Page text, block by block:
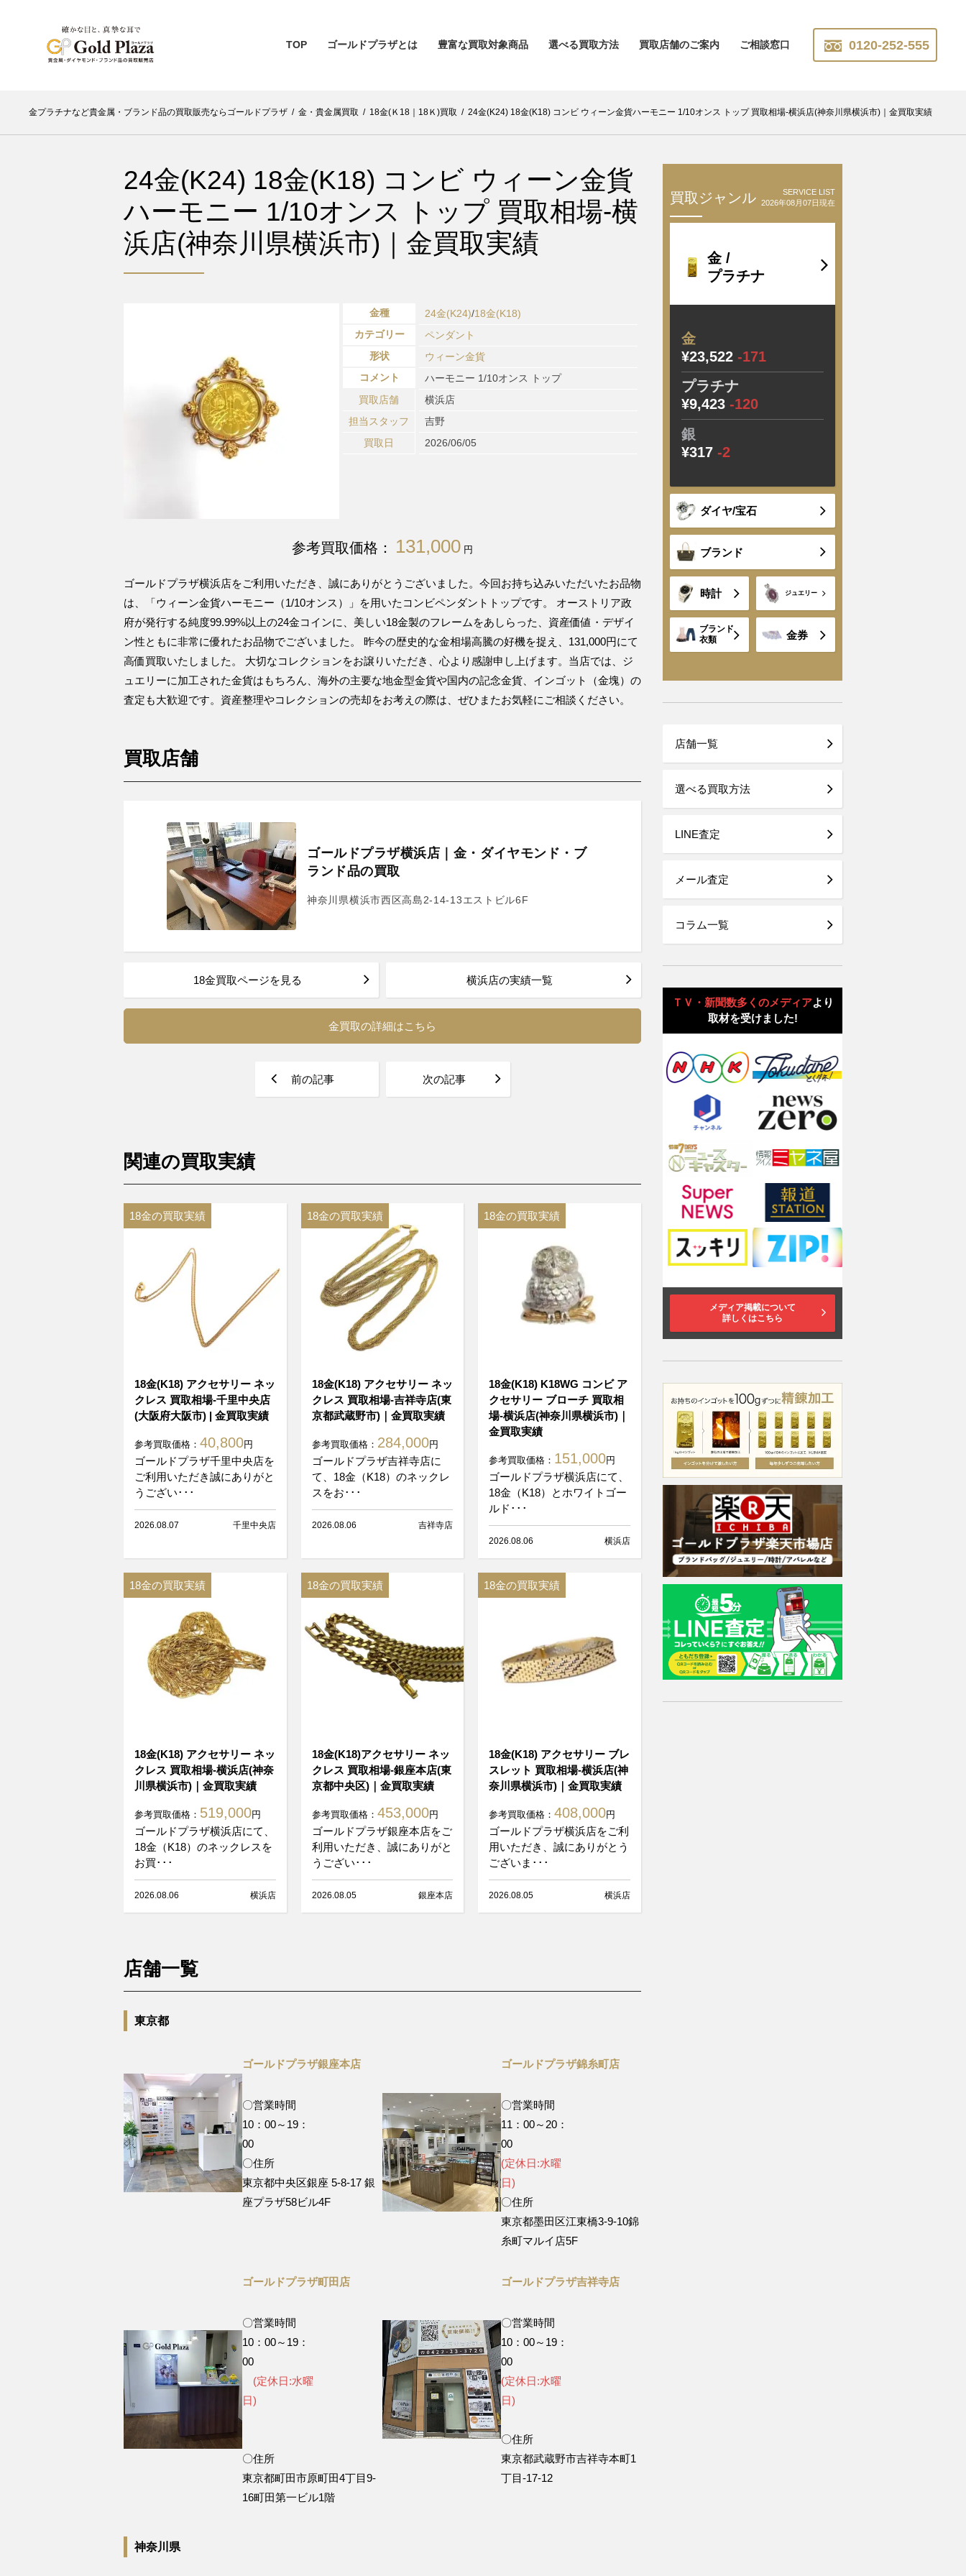
TOP ゴールドプラザとは 豊富な買取対象商品 選べる買取方法 買取店舗のご案内 ご相談窓口 0120-252-555
金プラチナなど貴金属・ブランド品の買取販売ならゴールドプラザ / 金・貴金属買取 / 18金(Ｋ18｜18Ｋ)買取 / 24金(K24) 18金(K18) コンビ ウィーン金貨ハーモニー 1/10オンス トップ 買取相場-横浜店(神奈川県横浜市)｜金買取実績
24金(K24) 18金(K18) コンビ ウィーン金貨
ハーモニー 1/10オンス トップ 買取相場-横
浜店(神奈川県横浜市)｜金買取実績
金種 24金(K24)/18金(K18)
カテゴリー
ペンダント
形状
ウィーン金貨
コメント
ハーモニー 1/10オンス トップ
買取店舗
横浜店
担当スタッフ
吉野
買取日
2026/06/05
参考買取価格： 131,000 円
ゴールドプラザ横浜店をご利用いただき、誠にありがとうございました。今回お持ち込みいただいたお品物
は、「ウィーン金貨ハーモニー（1/10オンス）」を用いたコンビペンダントトップです。 オーストリア政
府が発行する純度99.99%以上の24金コインに、美しい18金製のフレームをあしらった、資産価値・デザイ
ン性ともに非常に優れたお品物でございました。 昨今の歴史的な金相場高騰の好機を捉え、131,000円にて
高価買取いたしました。 大切なコレクションをお譲りいただき、心より感謝申し上げます。当店では、ジ
ュエリーに加工された金貨はもちろん、海外の主要な地金型金貨や国内の記念金貨、インゴット（金塊）の
査定も大歓迎です。資産整理やコレクションの売却をお考えの際は、ぜひまたお気軽にご相談ください。
買取店舗
ゴールドプラザ横浜店｜金・ダイヤモンド・ブ
ランド品の買取
神奈川県横浜市西区高島2-14-13エストビル6F
18金買取ページを見る 横浜店の実績一覧
金買取の詳細はこちら
前の記事 次の記事
関連の買取実績
18金の買取実績
18金(K18) アクセサリー ネッ
クレス 買取相場-千里中央店
(大阪府大阪市) | 金買取実績
参考買取価格： 40,800円
ゴールドプラザ千里中央店を
ご利用いただき誠にありがと
うござい･･･
2026.08.07 千里中央店
18金の買取実績
18金(K18) アクセサリー ネッ
クレス 買取相場-吉祥寺店(東
京都武蔵野市)｜金買取実績
参考買取価格： 284,000円
ゴールドプラザ吉祥寺店に
て、18金（K18）のネックレ
スをお･･･
2026.08.06 吉祥寺店
18金の買取実績
18金(K18) K18WG コンビ ア
クセサリー ブローチ 買取相
場-横浜店(神奈川県横浜市)｜
金買取実績
参考買取価格： 151,000円
ゴールドプラザ横浜店にて、
18金（K18）とホワイトゴー
ルド･･･
2026.08.06 横浜店
18金の買取実績
18金(K18) アクセサリー ネッ
クレス 買取相場-横浜店(神奈
川県横浜市)｜金買取実績
参考買取価格： 519,000円
ゴールドプラザ横浜店にて、
18金（K18）のネックレスを
お買･･･
2026.08.06 横浜店
18金の買取実績
18金(K18)アクセサリー ネッ
クレス 買取相場-銀座本店(東
京都中央区)｜金買取実績
参考買取価格： 453,000円
ゴールドプラザ銀座本店をご
利用いただき、誠にありがと
うござい･･･
2026.08.05 銀座本店
18金の買取実績
18金(K18) アクセサリー ブレ
スレット 買取相場-横浜店(神
奈川県横浜市)｜金買取実績
参考買取価格：408,000円
ゴールドプラザ横浜店をご利
用いただき、誠にありがとう
ございま･･･
2026.08.05 横浜店
店舗一覧
東京都
ゴールドプラザ銀座本店
〇営業時間
10：00～19：
00
〇住所
東京都中央区銀座 5-8-17 銀
座プラザ58ビル4F
ゴールドプラザ錦糸町店
〇営業時間
11：00～20：
00
(定休日:水曜
日)
〇住所
東京都墨田区江東橋3-9-10錦
糸町マルイ店5F
ゴールドプラザ町田店
〇営業時間
10：00～19：
00
(定休日:水曜
日)
〇住所
東京都町田市原町田4丁目9‐
16町田第一ビル1階
ゴールドプラザ吉祥寺店
〇営業時間
10：00～19：
00
(定休日:水曜
日)
〇住所
東京都武蔵野市吉祥寺本町1
丁目-17-12
神奈川県
買取ジャンル
SERVICE LIST
2026年08月07日現在
金 /
プラチナ
金
¥23,522 -171
プラチナ
¥9,423 -120
銀
¥317 -2
ダイヤ/宝石
ブランド
時計 ジュエリー
ブランド
衣類
金券
店舗一覧
選べる買取方法
LINE査定
メール査定
コラム一覧
ＴＶ・新聞数多くのメディアより
取材を受けました!
メディア掲載について
詳しくはこちら